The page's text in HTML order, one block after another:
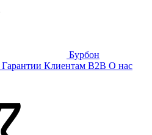
Бурбон
Гарантии Клиентам B2B О нас